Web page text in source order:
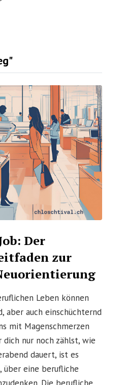
Der
zur
Leben können
aber auch einschüchternd
mit Magenschmerzen
nur noch zählst, wie
dauert, ist es
eine berufliche